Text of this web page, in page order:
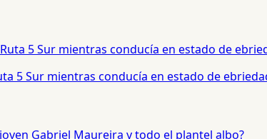
5 Sur mientras conducía en estado de